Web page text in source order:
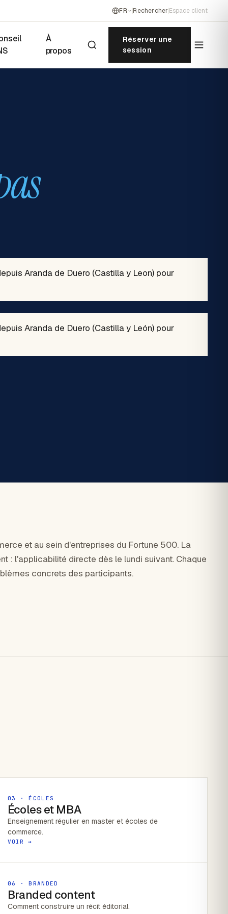
FR Rechercher Espace client
À
propos
Réserver une
session
Aranda de Duero (Castilla y Leon) pour
Aranda de Duero (Castilla y León) pour
et au sein d'entreprises du Fortune 500. La
: l'applicabilité directe dès le lundi suivant. Chaque
concrets des participants.
03 · ÉCOLES
Écoles et MBA
Enseignement régulier en master et écoles de
commerce.
VOIR →
06 · BRANDED
Branded content
Comment construire un récit éditorial.